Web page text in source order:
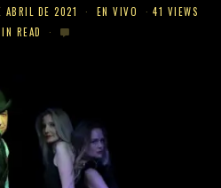
ABRIL DE 2021 EN VIVO
41 VIEWS
READ